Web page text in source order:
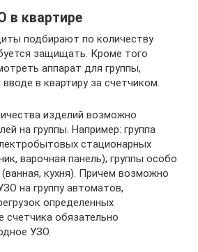
в квартире
подбирают по количеству
защищать. Кроме того
аппарат для группы,
в квартиру за счетчиком.
изделий возможно
на группы. Например: группа
стационарных
варочная панель); группы особо
кухня). Причем возможно
на группу автоматов,
определенных
счетчика обязательно
УЗО.